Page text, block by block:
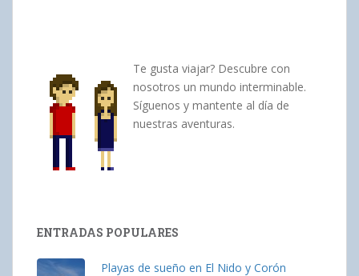
Te gusta viajar? Descubre con
nosotros un mundo interminable.
Síguenos y mantente al día de
nuestras aventuras.
ENTRADAS POPULARES
Playas de sueño en El Nido y Corón